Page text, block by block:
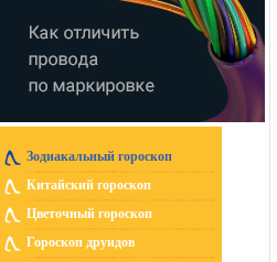
Зодиакальный гороскоп
Китайский гороскоп
Цветочный гороскоп
Гороскоп друидов